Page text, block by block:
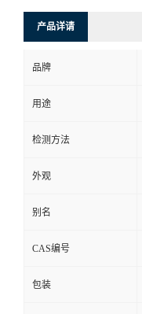
产品详请
品牌
用途
检测方法
外观
别名
CAS编号
包装